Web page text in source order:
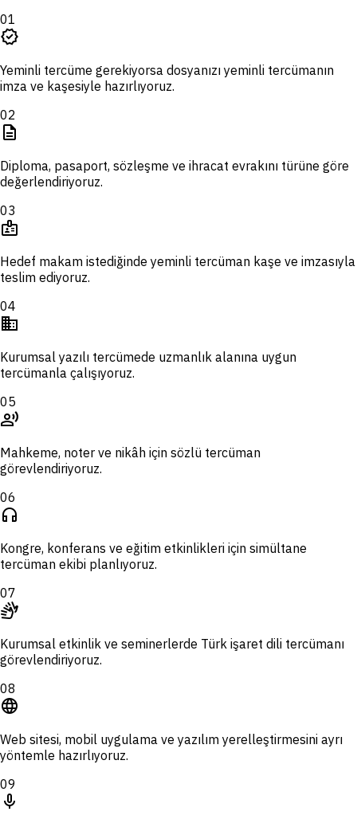
01
verified
Yeminli tercüme gerekiyorsa dosyanızı yeminli tercümanın
imza ve kaşesiyle hazırlıyoruz.
02
description
Diploma, pasaport, sözleşme ve ihracat evrakını türüne göre
değerlendiriyoruz.
03
badge
Hedef makam istediğinde yeminli tercüman kaşe ve imzasıyla
teslim ediyoruz.
04
domain
Kurumsal yazılı tercümede uzmanlık alanına uygun
tercümanla çalışıyoruz.
05
record_voice_over
Mahkeme, noter ve nikâh için sözlü tercüman
görevlendiriyoruz.
06
headphones
Kongre, konferans ve eğitim etkinlikleri için simültane
tercüman ekibi planlıyoruz.
07
sign_language
Kurumsal etkinlik ve seminerlerde Türk işaret dili tercümanı
görevlendiriyoruz.
08
language
Web sitesi, mobil uygulama ve yazılım yerelleştirmesini ayrı
yöntemle hazırlıyoruz.
09
mic